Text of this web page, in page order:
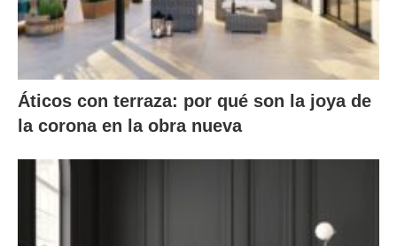
Áticos con terraza: por qué son la joya de
la corona en la obra nueva